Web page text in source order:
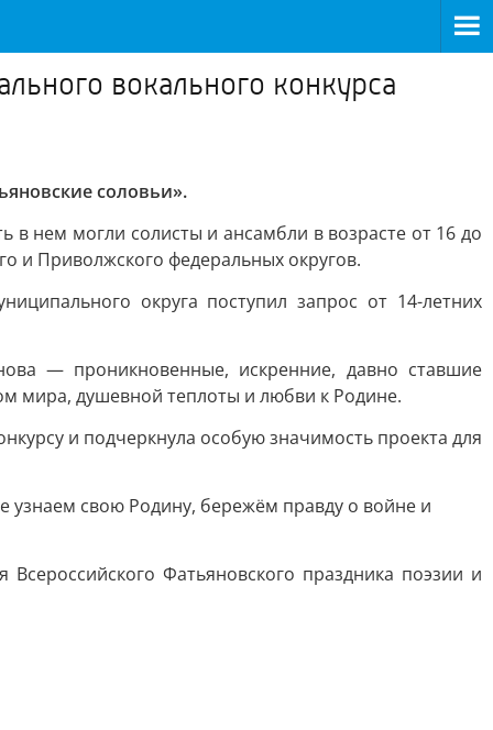
вокального конкурса
соловьи».
нем могли солисты и ансамбли в возрасте от 16 до
и Приволжского федеральных округов.
округа поступил запрос от 14-летних
— проникновенные, искренние, давно ставшие
мира, душевной теплоты и любви к Родине.
и подчеркнула особую значимость проекта для
свою Родину, бережём правду о войне и
Фатьяновского праздника поэзии и